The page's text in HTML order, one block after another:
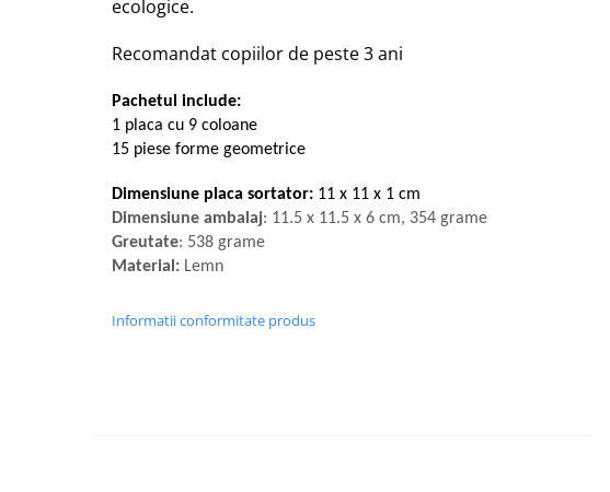
ecologice.
Recomandat copiilor de peste 3 ani
Pachetul include:
1 placa cu 9 coloane
15 piese forme geometrice
Dimensiune placa sortator: 11 x 11 x 1 cm
Dimensiune ambalaj: 11.5 x 11.5 x 6 cm, 354 grame
Greutate: 538 grame
Material: Lemn
Informatii conformitate produs